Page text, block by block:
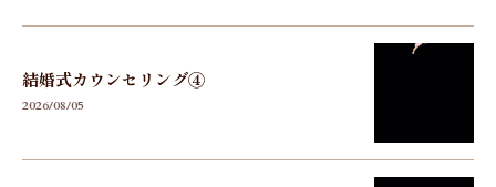
結婚式カウンセリング④
2026/08/05